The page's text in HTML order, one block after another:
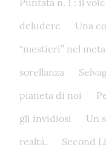
Puntata n. 1 : il
deludere
Una
“mestieri” nel
sorellanza
pianeta di noi
gli invidiosi
Un
realtà.
Second